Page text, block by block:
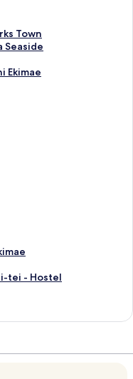
Town
Seaside
Ekimae
tei - Hostel